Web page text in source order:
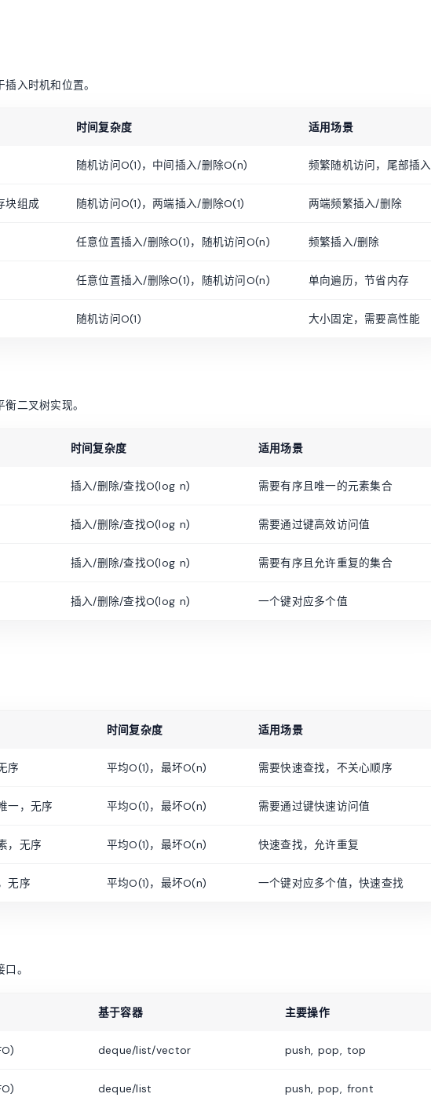
入时机和位置。
时间复杂度 适用场景
随机访问O(1)，中间插入/删除O(n) 频繁随机访问，尾部插入
块组成 随机访问O(1)，两端插入/删除O(1) 两端频繁插入/删除
任意位置插入/删除O(1)，随机访问O(n) 频繁插入/删除
任意位置插入/删除O(1)，随机访问O(n) 单向遍历，节省内存
随机访问O(1) 大小固定，需要高性能
二叉树实现。
时间复杂度 适用场景
插入/删除/查找O(log n) 需要有序且唯一的元素集合
插入/删除/查找O(log n) 需要通过键高效访问值
插入/删除/查找O(log n) 需要有序且允许重复的集合
插入/删除/查找O(log n) 一个键对应多个值
时间复杂度 适用场景
序 平均O(1)，最坏O(n) 需要快速查找，不关心顺序
一，无序 平均O(1)，最坏O(n) 需要通过键快速访问值
，无序 平均O(1)，最坏O(n) 快速查找，允许重复
无序 平均O(1)，最坏O(n) 一个键对应多个值，快速查找
。
基于容器 主要操作
deque/list/vector push, pop, top
deque/list push, pop, front